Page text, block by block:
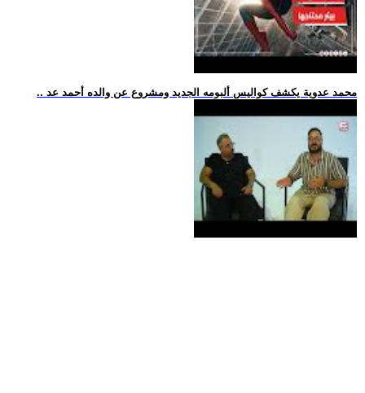
.. محمد عدوية يكشف كواليس ألبومه الجديد ومشروع عن والده أحمد عد